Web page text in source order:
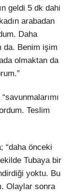
geldi 5 dk dahi
arabadan
Daha
da. Benim işim
olmaktan da
Teslim
“daha önceki
Tubaya bir
yoktu. Bu
Olaylar sonra